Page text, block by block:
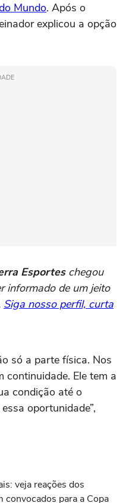
Mundo. Após o
explicou a opção
Esporteschegou
informado de um jeito
Siga nosso perfil, curta
só a parte física. Nos
continuidade. Ele tem a
condição até o
oportunidade”,
veja reações dos
convocados para a Copa